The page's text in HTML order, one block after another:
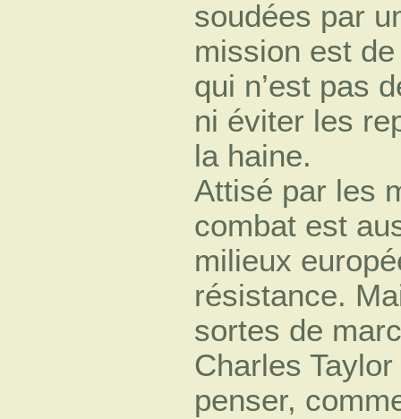
soudées par
mission est de
qui n’est pas
ni éviter les
la haine.
Attisé par les
combat est
milieux
résistance.
sortes de
Charles
penser,